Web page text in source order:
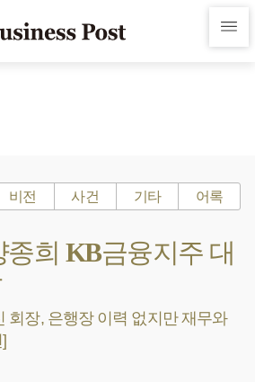
비전 사건 기타 어록
종희 KB금융지주 대
회장, 은행장 이력 없지만 재무와